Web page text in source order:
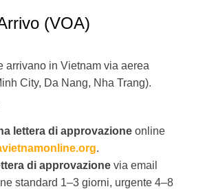
(VOA)
arrivano in Vietnam via aerea
City, Da Nang, Nha Trang).
lettera di approvazione online
.
di approvazione via email
standard 1–3 giorni, urgente 4–8